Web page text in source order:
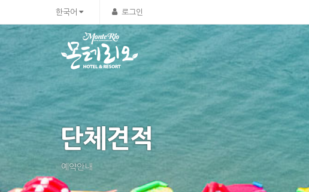
한국어 로그인
단체견적
예약안내
Sketchbook5, 스케치북5